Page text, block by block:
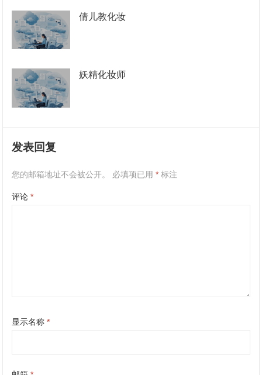
倩儿教化妆
妖精化妆师
发表回复
您的邮箱地址不会被公开。 必填项已用* 标注
评论*
显示名称*